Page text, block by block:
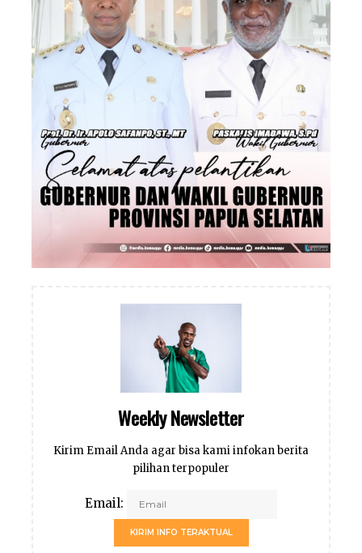
Weekly Newsletter
Kirim Email Anda agar bisa kami infokan berita
pilihan terpopuler
Email:
KIRIM INFO TERAKTUAL